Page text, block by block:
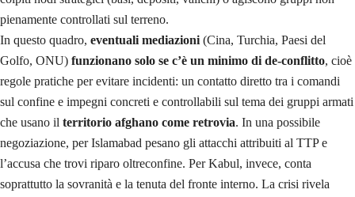
pienamente controllati sul terreno.
In questo quadro, eventuali mediazioni (Cina, Turchia, Paesi del
Golfo, ONU) funzionano solo se c’è un minimo di de‑conflitto, cioè
regole pratiche per evitare incidenti: un contatto diretto tra i comandi
sul confine e impegni concreti e controllabili sul tema dei gruppi armati
che usano il territorio afghano come retrovia. In una possibile
negoziazione, per Islamabad pesano gli attacchi attribuiti al TTP e
l’accusa che trovi riparo oltreconfine. Per Kabul, invece, conta
soprattutto la sovranità e la tenuta del fronte interno. La crisi rivela